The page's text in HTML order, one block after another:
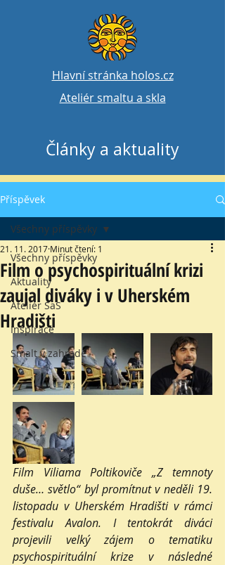
Hlavní stránka holos.cz
Ateliér smaltu a skla
Články a aktuality
Příspěvek
Všechny příspěvky
Aktuality
Ateliér SaS
Inspirace
Smalt v zahradě
Všechny příspěvky
Film o psychospirituální krizi
zaujal diváky i v Uherském
Hradišti
21. 11. 2017 Minut čtení: 1
Film Viliama Poltikoviče „Z temnoty
duše… světlo“ byl promítnut v neděli 19.
listopadu v Uherském Hradišti v rámci
festivalu Avalon. I tentokrát diváci
projevili velký zájem o tematiku
psychospirituální krize v následné